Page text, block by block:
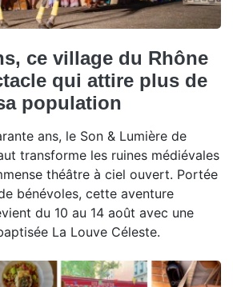
ce village du Rhône
qui attire plus de
population
ans, le Son & Lumière de
transforme les ruines médiévales
théâtre à ciel ouvert. Portée
bénévoles, cette aventure
du 10 au 14 août avec une
La Louve Céleste.